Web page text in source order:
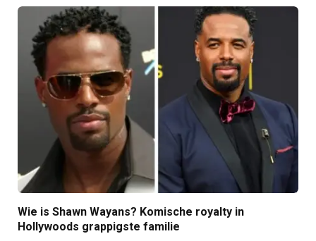
Wie is Shawn Wayans? Komische royalty in
Hollywoods grappigste familie